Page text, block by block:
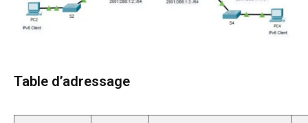
Table d’adressage